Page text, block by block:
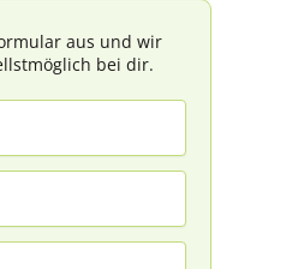
aus und wir
bei dir.